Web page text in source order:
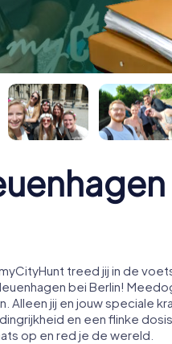
treed jij in de
bei Berlin!
jij en jouw speciale
en een flinke
op en red je de wereld.